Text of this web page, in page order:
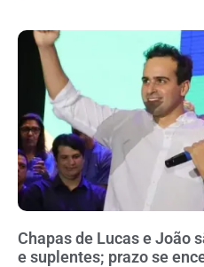
Chapas de Lucas e João
e suplentes; prazo se